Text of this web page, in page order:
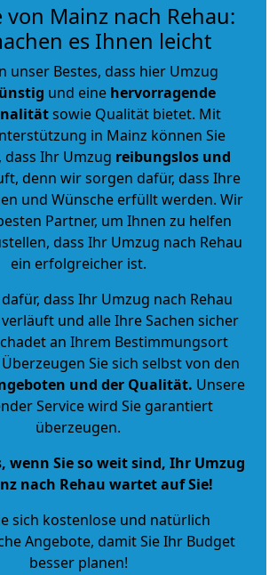
von Mainz nach Rehau:
es Ihnen leicht
unser Bestes, dass hier Umzug
und eine hervorragende
sowie Qualität bietet. Mit
in Mainz können Sie
dass Ihr Umzug reibungslos und
denn wir sorgen dafür, dass Ihre
und Wünsche erfüllt werden. Wir
Partner, um Ihnen zu helfen
dass Ihr Umzug nach Rehau
ein erfolgreicher ist.
dass Ihr Umzug nach Rehau
und alle Ihre Sachen sicher
an Ihrem Bestimmungsort
Sie sich selbst von den
und der Qualität. Unsere
Service wird Sie garantiert
überzeugen.
wenn Sie so weit sind, Ihr Umzug
nach Rehau wartet auf Sie!
sich kostenlose und natürlich
Angebote, damit Sie Ihr Budget
besser planen!